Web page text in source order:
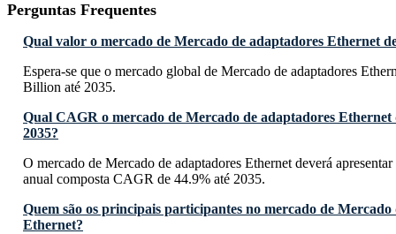
Perguntas Frequentes
Qual valor o mercado de Mercado de adaptadores Ethernet
Espera-se que o mercado global de Mercado de adaptadores
Billion até 2035.
Qual CAGR o mercado de Mercado de adaptadores Ethernet
2035?
O mercado de Mercado de adaptadores Ethernet deverá
anual composta CAGR de 44.9% até 2035.
Quem são os principais participantes no mercado de Mercado
Ethernet?